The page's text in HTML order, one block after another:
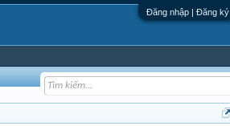
Đăng nhập | Đăng ký